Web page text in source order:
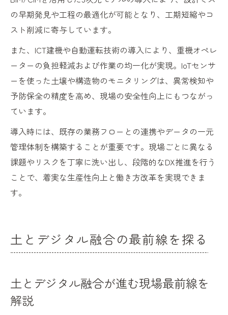
の早期発見や工程の最適化が可能となり、工期短縮やコ
スト削減に寄与しています。
また、ICT建機や自動運転技術の導入により、重機オペレ
ーターの負担軽減および作業の均一化が実現。IoTセンサ
ーを使った土壌や構造物のモニタリングは、異常検知や
予防保全の精度を高め、現場の安全性向上にもつながっ
ています。
導入時には、既存の業務フローとの連携やデータの一元
管理体制を構築することが重要です。現場ごとに異なる
課題やリスクを丁寧に洗い出し、段階的なDX推進を行う
ことで、着実な生産性向上と働き方改革を実現できま
す。
土とデジタル融合の最前線を探る
土とデジタル融合が進む現場最前線を
解説